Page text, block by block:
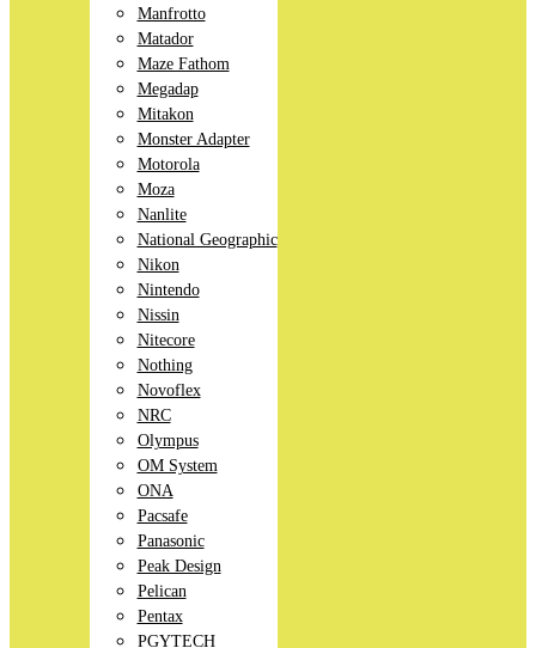
Manfrotto
Matador
Maze Fathom
Megadap
Mitakon
Monster Adapter
Motorola
Moza
Nanlite
National Geographic
Nikon
Nintendo
Nissin
Nitecore
Nothing
Novoflex
NRC
Olympus
OM System
ONA
Pacsafe
Panasonic
Peak Design
Pelican
Pentax
PGYTECH